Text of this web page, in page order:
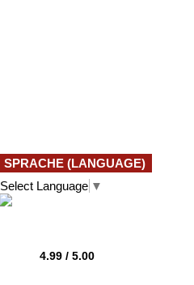
SPRACHE (LANGUAGE)
Select Language ▼
4.99 / 5.00